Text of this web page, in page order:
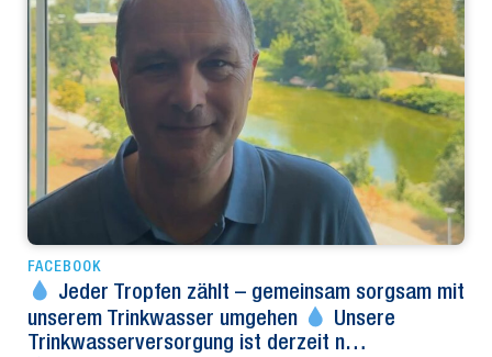
FACEBOOK
Jeder Tropfen zählt – gemeinsam sorgsam mit
unserem Trinkwasser umgehen
Unsere
Trinkwasserversorgung ist derzeit n…